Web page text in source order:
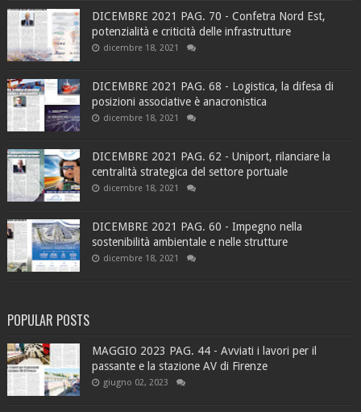
DICEMBRE 2021 PAG. 70 - Confetra Nord Est,
potenzialità e criticità delle infrastrutture
dicembre 18, 2021
DICEMBRE 2021 PAG. 68 - Logistica, la difesa di
posizioni associative è anacronistica
dicembre 18, 2021
DICEMBRE 2021 PAG. 62 - Uniport, rilanciare la
centralità strategica del settore portuale
dicembre 18, 2021
DICEMBRE 2021 PAG. 60 - Impegno nella
sostenibilità ambientale e nelle strutture
dicembre 18, 2021
POPULAR POSTS
MAGGIO 2023 PAG. 44 - Avviati i lavori per il
passante e la stazione AV di Firenze
giugno 02, 2023